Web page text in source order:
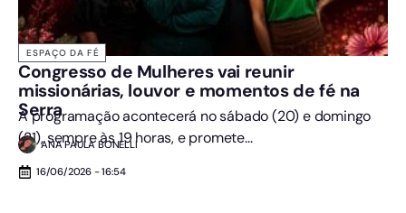
ESPAÇO DA FÉ
Congresso de Mulheres vai reunir
missionárias, louvor e momentos de fé na
Serra
A programação acontecerá no sábado (20) e domingo
(21), sempre às 19 horas, e promete...
ANA PAULA BONELLI
16/06/2026 - 16:54